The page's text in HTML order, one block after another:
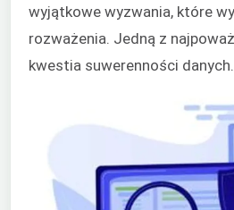
wyjątkowe wyzwania, które
rozważenia. Jedną z
kwestia suwerenności danych.